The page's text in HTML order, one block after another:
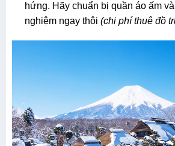
hứng. Hãy chuẩn bị quần áo ấm
nghiệm ngay thôi (chi phí thuê đồ